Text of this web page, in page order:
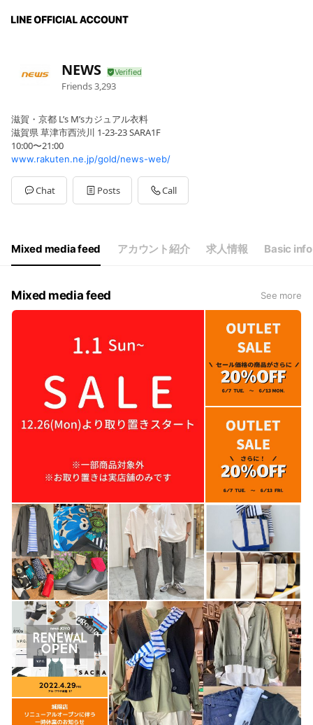
NEWS
Friends3,293
滋賀・京都 L’s M’sカジュアル衣料
滋賀県 草津市西渋川 1-23-23 SARA1F
10:00〜21:00
www.rakuten.ne.jp/gold/news-web/
Chat Posts Call
Mixed media feed アカウント紹介 求人情報 Basic info
Mixed media feed See more